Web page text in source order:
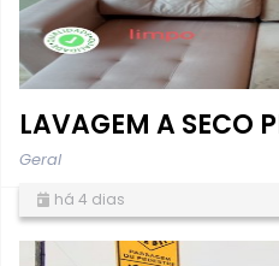
LAVAGEM A SECO
Geral
há 4 dias